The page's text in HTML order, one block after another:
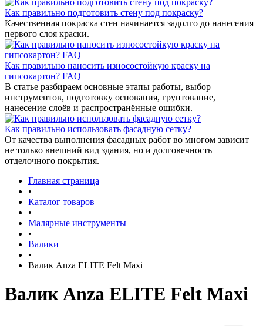
Как правильно подготовить стену под покраску?
Качественная покраска стен начинается задолго до нанесения
первого слоя краски.
Как правильно наносить износостойкую краску на
гипсокартон? FAQ
В статье разбираем основные этапы работы, выбор
инструментов, подготовку основания, грунтование,
нанесение слоёв и распространённые ошибки.
Как правильно использовать фасадную сетку?
От качества выполнения фасадных работ во многом зависит
не только внешний вид здания, но и долговечность
отделочного покрытия.
Главная страница
•
Каталог товаров
•
Малярные инструменты
•
Валики
•
Валик Anza ELITE Felt Maxi
Валик Anza ELITE Felt Maxi